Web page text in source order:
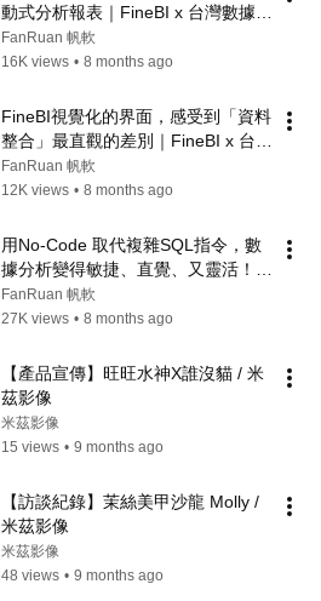
動式分析報表｜FineBI x 台灣數據力
大賞
FanRuan 帆軟
16K views • 8 months ago
FineBI視覺化的界面，感受到「資料
整合」最直觀的差別｜FineBI x 台灣
數據力大賞
FanRuan 帆軟
12K views • 8 months ago
用No-Code 取代複雜SQL指令，數
據分析變得敏捷、直覺、又靈活！｜
FineBI x 台灣數據力大賞
FanRuan 帆軟
27K views • 8 months ago
【產品宣傳】旺旺水神X誰沒貓 / 米
茲影像
米茲影像
15 views • 9 months ago
【訪談紀錄】茉絲美甲沙龍 Molly /
米茲影像
米茲影像
48 views • 9 months ago